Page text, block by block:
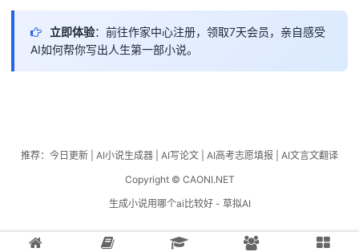
立即体验：前往作家中心注册，领取7天会员，亲自感受
AI如何帮你写出人生第一部小说。
推荐： 今日更新 AI小说生成器 AI写论文 AI高考志愿填报
AI文言文翻译
Copyright © CAONI.NET
生成小说用哪个ai比较好 - 草拟AI